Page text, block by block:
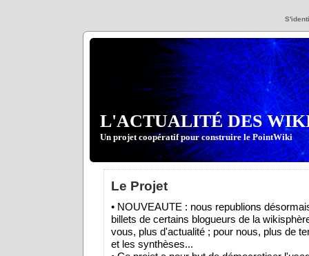
L'ACTUALITÉ DES
Un projet coopératif pour construire le PointWiki
Le Projet
• NOUVEAUTE : nous republions
billets de certains blogueurs de la
vous, plus d'actualité ; pour nous, plus de
et les synthèses...